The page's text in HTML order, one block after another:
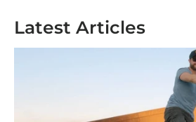
Latest Articles